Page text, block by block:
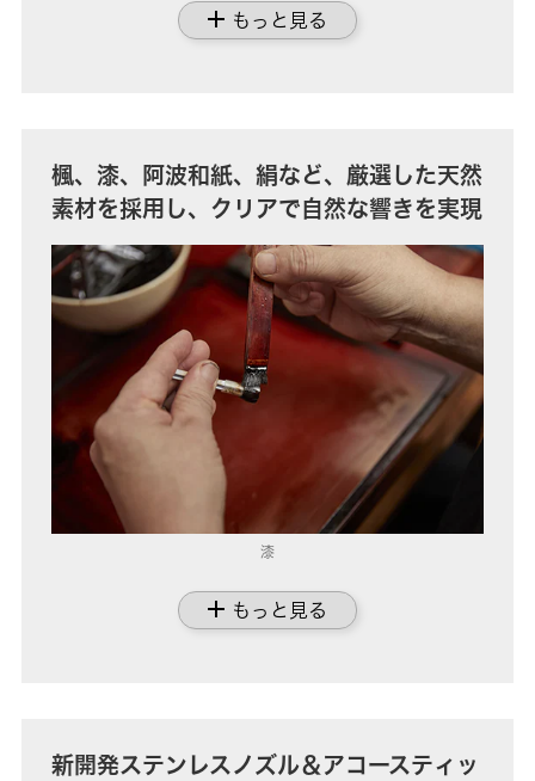
add もっと見る
add もっと見る
漆
楓、漆、阿波和紙、絹など、厳選した天然
素材を採用し、クリアで自然な響きを実現
新開発ステンレスノズル＆アコースティッ